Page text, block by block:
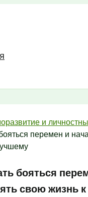
и
перемен и
бояться
свою жизнь